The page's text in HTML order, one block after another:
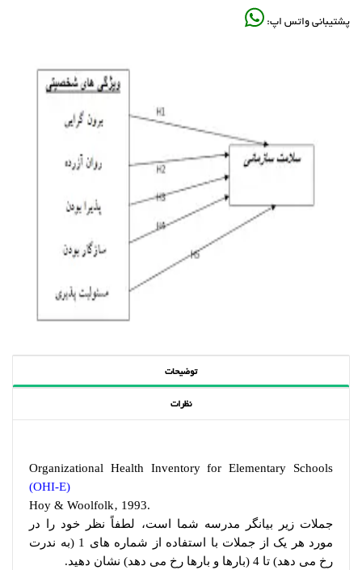
پشتیبانی واتس اپ:
توضیحات
نظرات
Organizational Health Inventory for Elementary Schools
(OHI-E)
Hoy & Woolfolk‚ 1993.
جملات زیر بیانگر مدرسه شما است، لطفاً نظر خود را در
مورد هر یک از جملات با استفاده از شماره های 1 (به ندرت
رخ می دهد) تا 4 (بارها و بارها رخ می دهد) نشان دهید.